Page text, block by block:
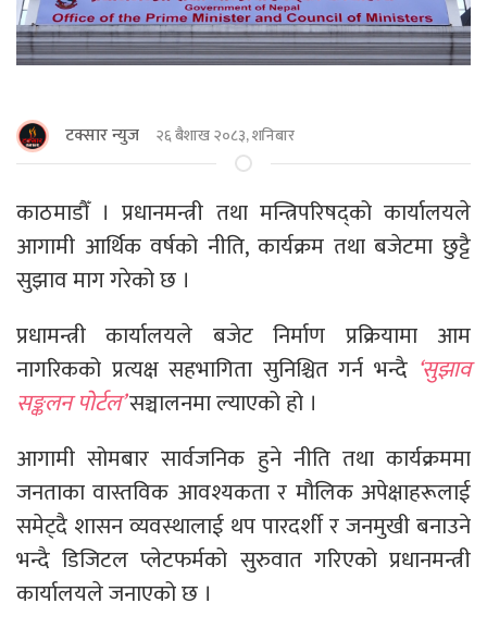
टक्सार न्युज २६ बैशाख २०८३, शनिबार
काठमाडौँ । प्रधानमन्त्री तथा मन्त्रिपरिषद्को कार्यालयले
आगामी आर्थिक वर्षको नीति, कार्यक्रम तथा बजेटमा छुट्टै
सुझाव माग गरेको छ ।
प्रधामन्त्री कार्यालयले बजेट निर्माण प्रक्रियामा आम
नागरिकको प्रत्यक्ष सहभागिता सुनिश्चित गर्न भन्दै ‘सुझाव
सङ्कलन पोर्टल’सञ्चालनमा ल्याएको हो ।
आगामी सोमबार सार्वजनिक हुने नीति तथा कार्यक्रममा
जनताका वास्तविक आवश्यकता र मौलिक अपेक्षाहरूलाई
समेट्दै शासन व्यवस्थालाई थप पारदर्शी र जनमुखी बनाउने
भन्दै डिजिटल प्लेटफर्मको सुरुवात गरिएको प्रधानमन्त्री
कार्यालयले जनाएको छ ।